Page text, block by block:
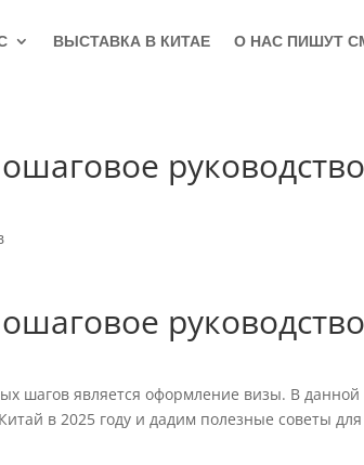
ВЫСТАВКА В КИТАЕ О НАС ПИШУТ
шагов является оформление визы. В данной
в 2025 году и дадим полезные советы для